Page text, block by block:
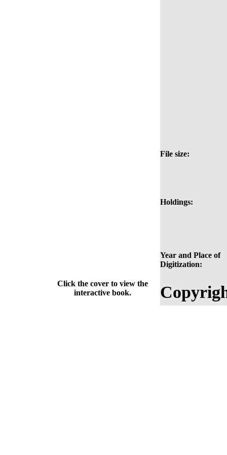
File size:
Holdings:
Year and Place of
Digitization:
Click the cover to view the
interactive book.